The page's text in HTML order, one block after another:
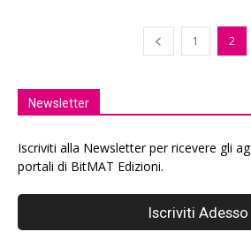
1 2
Newsletter
Iscriviti alla Newsletter per ricevere gli
portali di BitMAT Edizioni.